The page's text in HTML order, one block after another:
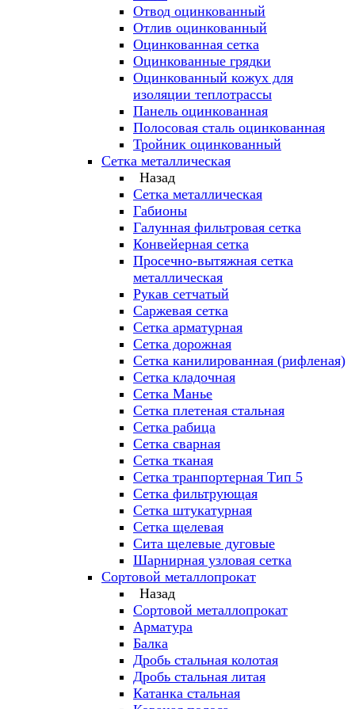
Отвод оцинкованный
Отлив оцинкованный
Оцинкованная сетка
Оцинкованные грядки
Оцинкованный кожух для
изоляции теплотрассы
Панель оцинкованная
Полосовая сталь оцинкованная
Тройник оцинкованный
Сетка металлическая
Назад
Сетка металлическая
Габионы
Галунная фильтровая сетка
Конвейерная сетка
Просечно-вытяжная сетка
металлическая
Рукав сетчатый
Саржевая сетка
Сетка арматурная
Сетка дорожная
Сетка канилированная (рифленая)
Сетка кладочная
Сетка Манье
Сетка плетеная стальная
Сетка рабица
Сетка сварная
Сетка тканая
Сетка транпортерная Тип 5
Сетка фильтрующая
Сетка штукатурная
Сетка щелевая
Сита щелевые дуговые
Шарнирная узловая сетка
Сортовой металлопрокат
Назад
Сортовой металлопрокат
Арматура
Балка
Дробь стальная колотая
Дробь стальная литая
Катанка стальная